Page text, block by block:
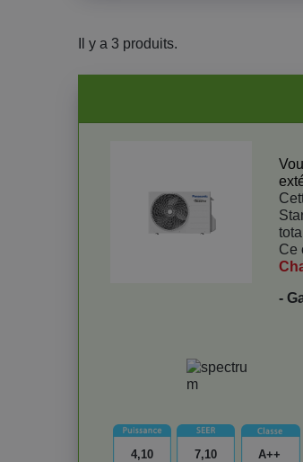
Il y a 3 produits.
Ce
-
4,10 7,10 A++